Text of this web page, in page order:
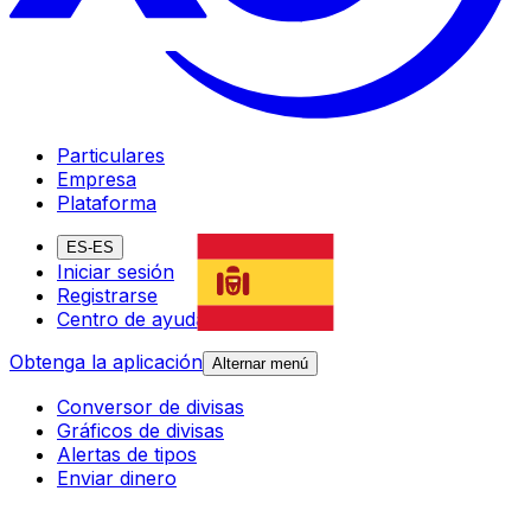
Particulares
Empresa
Plataforma
ES-ES
Iniciar sesión
Registrarse
Centro de ayuda
Obtenga la aplicación Alternar menú
Conversor de divisas
Gráficos de divisas
Alertas de tipos
Enviar dinero